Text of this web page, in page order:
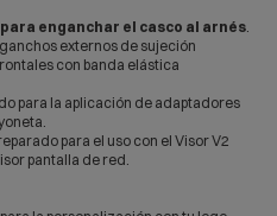
enganchar el casco al arnés.
externos de sujeción
con banda elástica
para la aplicación de adaptadores
para el uso con el Visor V2
pantalla de red.